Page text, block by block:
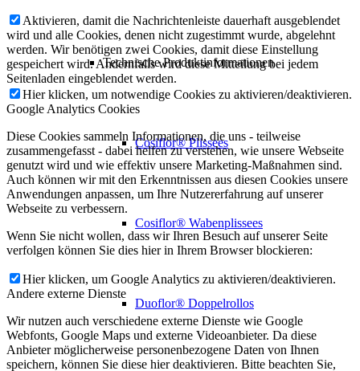
Technische Produktinformationen
Cosiflor® Plissees
Cosiflor® Wabenplissees
Duoflor® Doppelrollos
Aktivieren, damit die Nachrichtenleiste dauerhaft ausgeblendet
wird und alle Cookies, denen nicht zugestimmt wurde, abgelehnt
werden. Wir benötigen zwei Cookies, damit diese Einstellung
gespeichert wird. Andernfalls wird diese Mitteilung bei jedem
Seitenladen eingeblendet werden.
Hier klicken, um notwendige Cookies zu aktivieren/deaktivieren.
Google Analytics Cookies
Diese Cookies sammeln Informationen, die uns - teilweise
zusammengefasst - dabei helfen zu verstehen, wie unsere Webseite
genutzt wird und wie effektiv unsere Marketing-Maßnahmen sind.
Auch können wir mit den Erkenntnissen aus diesen Cookies unsere
Anwendungen anpassen, um Ihre Nutzererfahrung auf unserer
Webseite zu verbessern.
Wenn Sie nicht wollen, dass wir Ihren Besuch auf unserer Seite
verfolgen können Sie dies hier in Ihrem Browser blockieren:
Hier klicken, um Google Analytics zu aktivieren/deaktivieren.
Andere externe Dienste
Wir nutzen auch verschiedene externe Dienste wie Google
Webfonts, Google Maps und externe Videoanbieter. Da diese
Anbieter möglicherweise personenbezogene Daten von Ihnen
speichern, können Sie diese hier deaktivieren. Bitte beachten Sie,